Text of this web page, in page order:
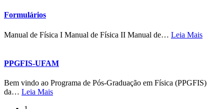
Formulários
Manual de Física I Manual de Física II Manual de… Leia Mais
PPGFIS-UFAM
Bem vindo ao Programa de Pós-Graduação em Física (PPGFIS)
da… Leia Mais